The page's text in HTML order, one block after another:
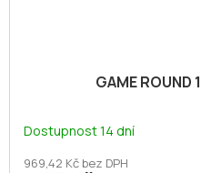
GAME ROUND
Dostupnost 14 dní
969,42 Kč bez DPH